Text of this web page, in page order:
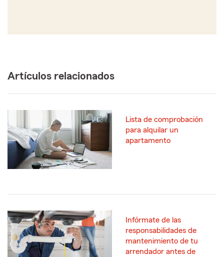
Artículos relacionados
Lista de comprobación
para alquilar un
apartamento
Infórmate de las
responsabilidades de
mantenimiento de tu
arrendador antes de